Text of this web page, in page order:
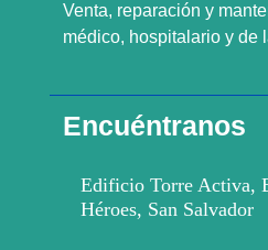
Venta, reparación y
médico, hospitalario y de
Encuéntranos
Edificio Torre Activa,
Héroes, San Salvador